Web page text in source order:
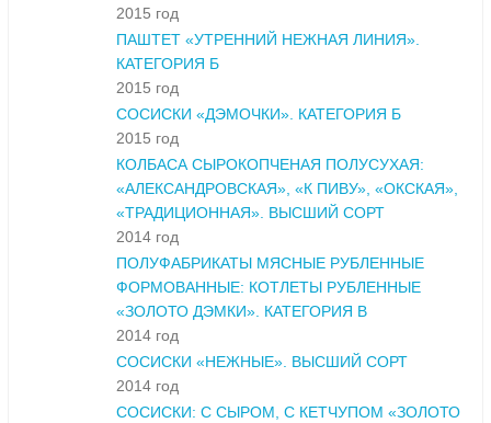
2015 год
ПАШТЕТ «УТРЕННИЙ НЕЖНАЯ ЛИНИЯ».
КАТЕГОРИЯ Б
2015 год
СОСИСКИ «ДЭМОЧКИ». КАТЕГОРИЯ Б
2015 год
КОЛБАСА СЫРОКОПЧЕНАЯ ПОЛУСУХАЯ:
«АЛЕКСАНДРОВСКАЯ», «К ПИВУ», «ОКСКАЯ»,
«ТРАДИЦИОННАЯ». ВЫСШИЙ СОРТ
2014 год
ПОЛУФАБРИКАТЫ МЯСНЫЕ РУБЛЕННЫЕ
ФОРМОВАННЫЕ: КОТЛЕТЫ РУБЛЕННЫЕ
«ЗОЛОТО ДЭМКИ». КАТЕГОРИЯ В
2014 год
СОСИСКИ «НЕЖНЫЕ». ВЫСШИЙ СОРТ
2014 год
СОСИСКИ: С СЫРОМ, С КЕТЧУПОМ «ЗОЛОТО